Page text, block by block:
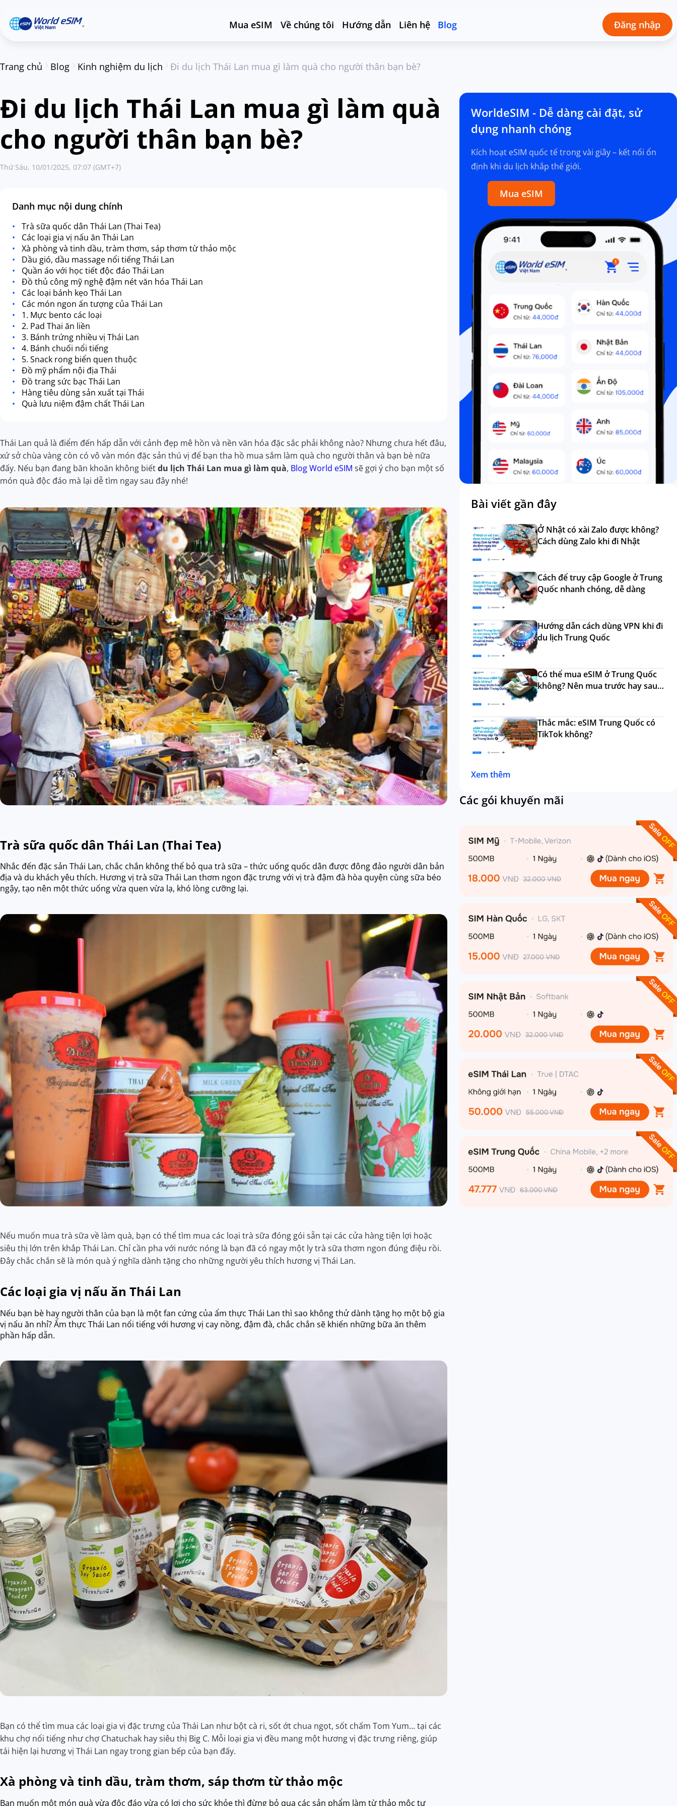
Mua eSIM Về chúng tôi Hướng dẫn Liên hệ Blog Đăng nhập
Trang chủ Blog Kinh nghiệm du lịch Đi du lịch Thái Lan mua gì làm quà cho người thân bạn bè?
Đi du lịch Thái Lan mua gì làm quà
cho người thân bạn bè?
Thứ Sáu, 10/01/2025, 07:07 (GMT+7)
Danh mục nội dung chính
Trà sữa quốc dân Thái Lan (Thai Tea)
Các loại gia vị nấu ăn Thái Lan
Xà phòng và tinh dầu, tràm thơm, sáp thơm từ thảo mộc
Dầu gió, dầu massage nổi tiếng Thái Lan
Quần áo với học tiết độc đáo Thái Lan
Đồ thủ công mỹ nghệ đậm nét văn hóa Thái Lan
Các loại bánh kẹo Thái Lan
Các món ngon ấn tượng của Thái Lan
1. Mực bento các loại
2. Pad Thai ăn liền
3. Bánh trứng nhiều vị Thái Lan
4. Bánh chuối nổi tiếng
5. Snack rong biển quen thuộc
Đồ mỹ phẩm nội địa Thái
Đồ trang sức bạc Thái Lan
Hàng tiêu dùng sản xuất tại Thái
Quà lưu niệm đậm chất Thái Lan
Thái Lan quả là điểm đến hấp dẫn với cảnh đẹp mê hồn và nền văn hóa đặc sắc phải không nào? Nhưng chưa hết đâu,
xứ sở chùa vàng còn có vô vàn món đặc sản thú vị để bạn tha hồ mua sắm làm quà cho người thân và bạn bè nữa
đấy. Nếu bạn đang băn khoăn không biếtdu lịch Thái Lan mua gì làm quà, Blog World eSIM sẽ gợi ý cho bạn một số
món quà độc đáo mà lại dễ tìm ngay sau đây nhé!
Trà sữa quốc dân Thái Lan (Thai Tea)
Nhắc đến đặc sản Thái Lan, chắc chắn không thể bỏ qua trà sữa – thức uống quốc dân được đông đảo người dân bản
địa và du khách yêu thích. Hương vị trà sữa Thái Lan thơm ngon đặc trưng với vị trà đậm đà hòa quyện cùng sữa béo
ngậy, tạo nên một thức uống vừa quen vừa lạ, khó lòng cưỡng lại.
Nếu muốn mua trà sữa về làm quà, bạn có thể tìm mua các loại trà sữa đóng gói sẵn tại các cửa hàng tiện lợi hoặc
siêu thị lớn trên khắp Thái Lan. Chỉ cần pha với nước nóng là bạn đã có ngay một ly trà sữa thơm ngon đúng điệu rồi.
Đây chắc chắn sẽ là món quà ý nghĩa dành tặng cho những người yêu thích hương vị Thái Lan.
Các loại gia vị nấu ăn Thái Lan
Nếu bạn bè hay người thân của bạn là một fan cứng của ẩm thực Thái Lan thì sao không thử dành tặng họ một bộ gia
vị nấu ăn nhỉ? Ẩm thực Thái Lan nổi tiếng với hương vị cay nồng, đậm đà, chắc chắn sẽ khiến những bữa ăn thêm
phần hấp dẫn.
Bạn có thể tìm mua các loại gia vị đặc trưng của Thái Lan như bột cà ri, sốt ớt chua ngọt, sốt chấm Tom Yum… tại các
khu chợ nổi tiếng như chợ Chatuchak hay siêu thị Big C. Mỗi loại gia vị đều mang một hương vị đặc trưng riêng, giúp
tái hiện lại hương vị Thái Lan ngay trong gian bếp của bạn đấy.
Xà phòng và tinh dầu, tràm thơm, sáp thơm từ thảo mộc
Bạn muốn một món quà vừa độc đáo vừa có lợi cho sức khỏe thì đừng bỏ qua các sản phẩm làm từ thảo mộc tự
WorldeSIM - Dễ dàng cài đặt, sử
dụng nhanh chóng
Kích hoạt eSIM quốc tế trong vài giây – kết nối ổn
định khi du lịch khắp thế giới.
Mua eSIM
Bài viết gần đây
Ở Nhật có xài Zalo được không?
Cách dùng Zalo khi đi Nhật
Cách để truy cập Google ở Trung
Quốc nhanh chóng, dễ dàng
Hướng dẫn cách dùng VPN khi đi
du lịch Trung Quốc
Có thể mua eSIM ở Trung Quốc
không? Nên mua trước hay sau
đi?
Thắc mắc: eSIM Trung Quốc có
TikTok không?
Xem thêm
Các gói khuyến mãi